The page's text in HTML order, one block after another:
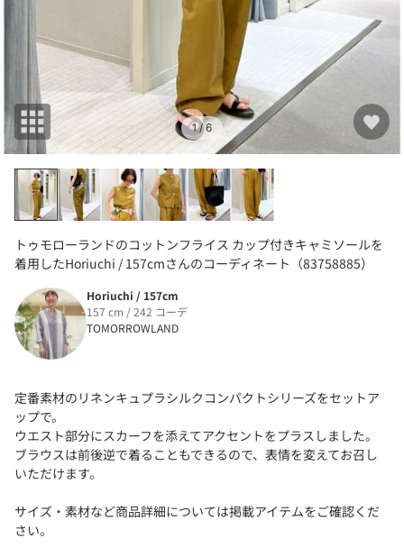
1/ 6
トゥモローランドのコットンフライス カップ付きキャミソールを
着用したHoriuchi / 157cmさんのコーディネート（83758885）
Horiuchi / 157cm
157 cm / 242 コーデ
TOMORROWLAND
定番素材のリネンキュプラシルクコンパクトシリーズをセットア
ップで。
ウエスト部分にスカーフを添えてアクセントをプラスしました。
ブラウスは前後逆で着ることもできるので、表情を変えてお召し
いただけます。
サイズ・素材など商品詳細については掲載アイテムをご確認くだ
さい。